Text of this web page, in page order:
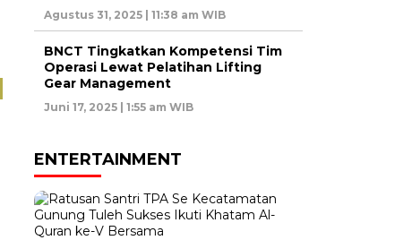
Agustus 31, 2025 | 11:38 am WIB
BNCT Tingkatkan Kompetensi Tim
Operasi Lewat Pelatihan Lifting
Gear Management
Juni 17, 2025 | 1:55 am WIB
ENTERTAINMENT